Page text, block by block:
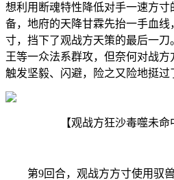
想利用断魂特性降低对手一速方
备，地府的天降甘霖先抬一手血
寸，挡下了观战方天策的最后一
王等一众法系群攻，但奈何对战
触发坚毅、闪避，险之又险地挺过
【观战方狂沙毒噬未命
第9回合，观战方方寸使用驭